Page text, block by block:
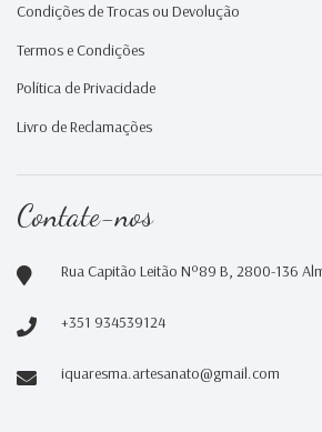
Condições de Trocas ou Devolução
Termos e Condições
Política de Privacidade
Livro de Reclamações
Contate-nos
Rua Capitão Leitão Nº89 B, 2800-136
+351 934539124
iquaresma.artesanato@gmail.com